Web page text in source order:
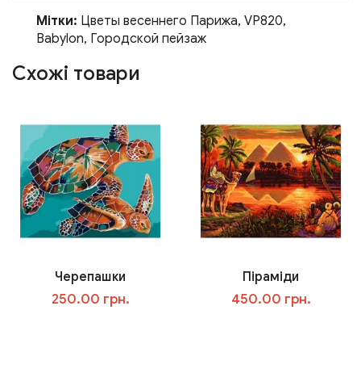
Мітки: Цветы весеннего Парижа, VP820,
Babylon, Городской пейзаж
Схожі товари
Черепашки
250.00 грн.
Піраміди
450.00 грн.